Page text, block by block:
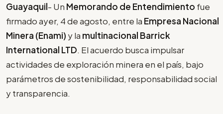
Guayaquil- Un Memorando de Entendimiento fue
firmado ayer, 4 de agosto, entre la Empresa Nacional
Minera (Enami) y la multinacional Barrick
International LTD. El acuerdo busca impulsar
actividades de exploración minera en el país, bajo
parámetros de sostenibilidad, responsabilidad social
y transparencia.